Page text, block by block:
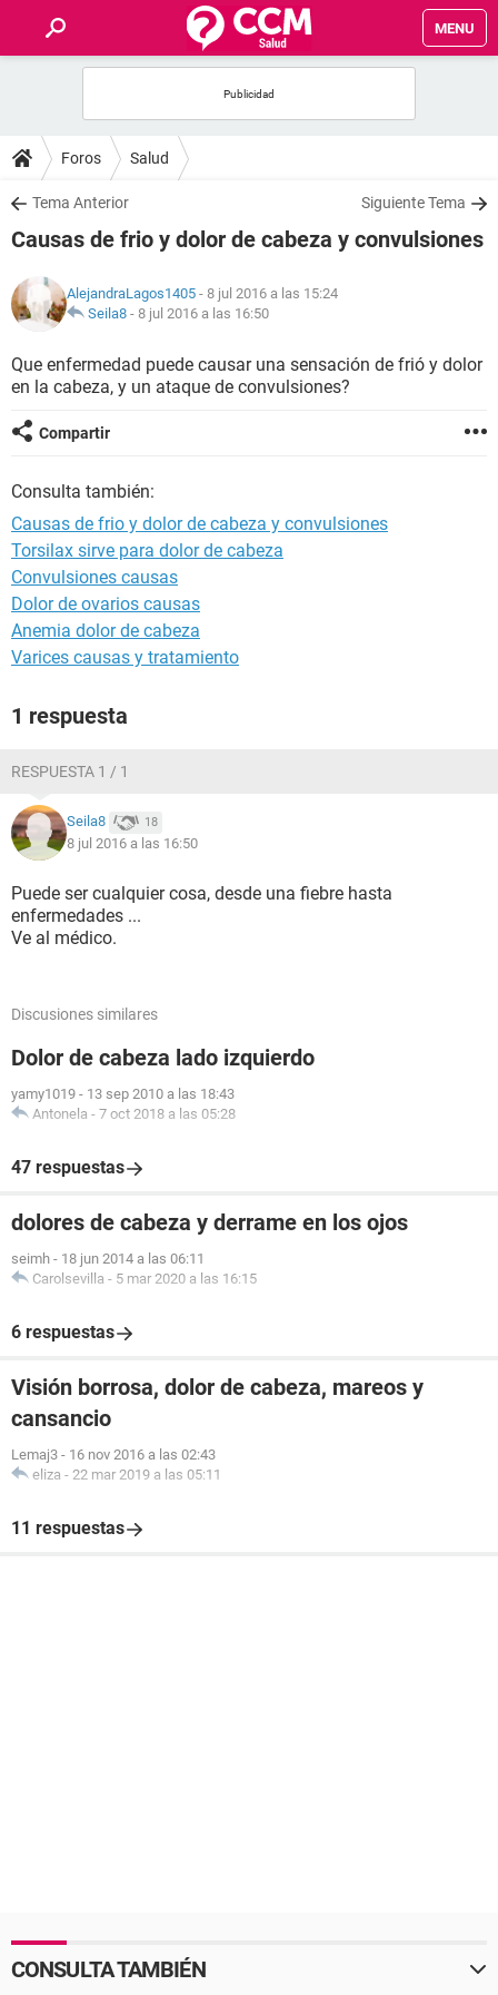
MENU
FOROS
SALUD
NUTRICIÓN
BIENESTAR
SEXUALIDAD
GLOSARIO
Foros Salud
Tema Anterior Siguiente Tema
Causas de frio y dolor de cabeza y convulsiones
AlejandraLagos1405 - 8 jul 2016 a las 15:24
Seila8 - 8 jul 2016 a las 16:50
Que enfermedad puede causar una sensación de frió y dolor
en la cabeza, y un ataque de convulsiones?
Compartir
Consulta también:
Causas de frio y dolor de cabeza y convulsiones
Torsilax sirve para dolor de cabeza
Convulsiones causas
Dolor de ovarios causas
Anemia dolor de cabeza
Varices causas y tratamiento
1 respuesta
RESPUESTA 1 / 1
Seila8 18
8 jul 2016 a las 16:50
Puede ser cualquier cosa, desde una fiebre hasta
enfermedades ...
Ve al médico.
Discusiones similares
Dolor de cabeza lado izquierdo
yamy1019 - 13 sep 2010 a las 18:43
Antonela - 7 oct 2018 a las 05:28
47 respuestas
dolores de cabeza y derrame en los ojos
seimh - 18 jun 2014 a las 06:11
Carolsevilla - 5 mar 2020 a las 16:15
6 respuestas
Visión borrosa, dolor de cabeza, mareos y
cansancio
Lemaj3 - 16 nov 2016 a las 02:43
eliza - 22 mar 2019 a las 05:11
11 respuestas
CONSULTA TAMBIÉN